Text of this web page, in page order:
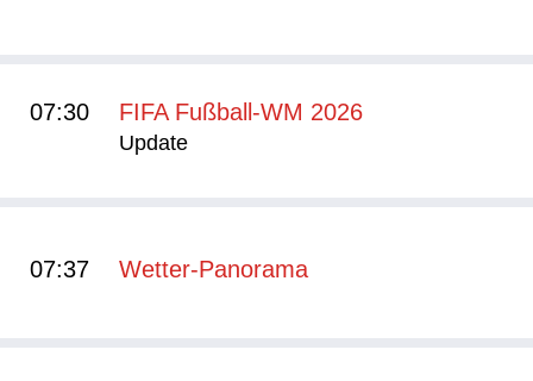
07:30 FIFA Fußball-WM 2026
Update
07:37 Wetter-Panorama